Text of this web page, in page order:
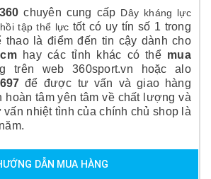
chuyên cung cấp Dây kháng lực
hồi tập thể lực tốt có uy tín số 1 trong
thaolà điểm đến tin cậy dành cho
hay các tỉnh khác có thể mua
trên web 360sport.vn hoặc alo
để được tư vấn và giao hàng
hoàn tâm yên tâm về chất lượng và
nhiệt tình của chính chủ shop là
DẪN MUA HÀNG